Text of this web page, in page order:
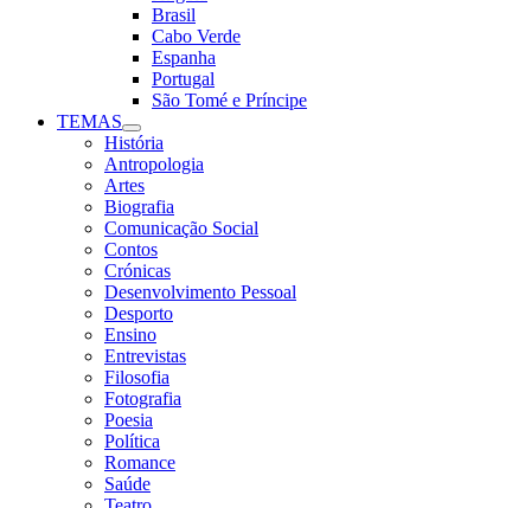
Brasil
Cabo Verde
Espanha
Portugal
São Tomé e Príncipe
TEMAS
História
Antropologia
Artes
Biografia
Comunicação Social
Contos
Crónicas
Desenvolvimento Pessoal
Desporto
Ensino
Entrevistas
Filosofia
Fotografia
Poesia
Política
Romance
Saúde